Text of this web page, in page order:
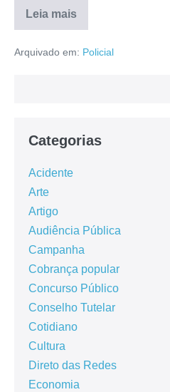
Leia mais
Arquivado em: Policial
Categorias
Acidente
Arte
Artigo
Audiência Pública
Campanha
Cobrança popular
Concurso Público
Conselho Tutelar
Cotidiano
Cultura
Direto das Redes
Economia